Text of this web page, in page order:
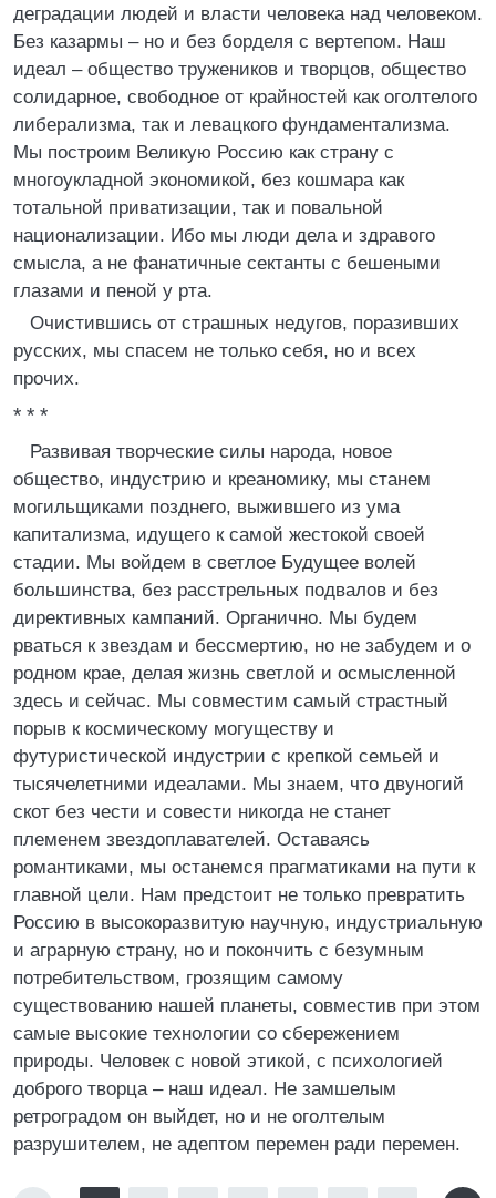
деградации людей и власти человека над человеком.
Без казармы – но и без борделя с вертепом. Наш
идеал – общество тружеников и творцов, общество
солидарное, свободное от крайностей как оголтелого
либерализма, так и левацкого фундаментализма.
Мы построим Великую Россию как страну с
многоукладной экономикой, без кошмара как
тотальной приватизации, так и повальной
национализации. Ибо мы люди дела и здравого
смысла, а не фанатичные сектанты с бешеными
глазами и пеной у рта.
Очистившись от страшных недугов, поразивших
русских, мы спасем не только себя, но и всех
прочих.
* * *
Развивая творческие силы народа, новое
общество, индустрию и креаномику, мы станем
могильщиками позднего, выжившего из ума
капитализма, идущего к самой жестокой своей
стадии. Мы войдем в светлое Будущее волей
большинства, без расстрельных подвалов и без
директивных кампаний. Органично. Мы будем
рваться к звездам и бессмертию, но не забудем и о
родном крае, делая жизнь светлой и осмысленной
здесь и сейчас. Мы совместим самый страстный
порыв к космическому могуществу и
футуристической индустрии с крепкой семьей и
тысячелетними идеалами. Мы знаем, что двуногий
скот без чести и совести никогда не станет
племенем звездоплавателей. Оставаясь
романтиками, мы останемся прагматиками на пути к
главной цели. Нам предстоит не только превратить
Россию в высокоразвитую научную, индустриальную
и аграрную страну, но и покончить с безумным
потребительством, грозящим самому
существованию нашей планеты, совместив при этом
самые высокие технологии со сбережением
природы. Человек с новой этикой, с психологией
доброго творца – наш идеал. Не замшелым
ретроградом он выйдет, но и не оголтелым
разрушителем, не адептом перемен ради перемен.